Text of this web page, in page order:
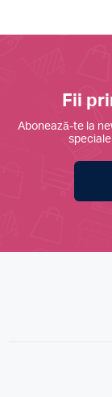
Fii
Abonează-te la